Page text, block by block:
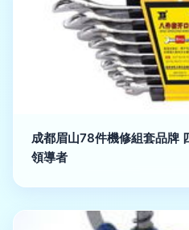
成都眉山78件機修組套品牌
領導者